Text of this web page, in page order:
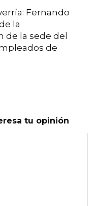
Fernando
la
de la sede del
de
tu opinión